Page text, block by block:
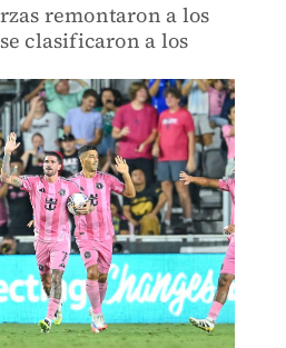
remontaron a los
clasificaron a los